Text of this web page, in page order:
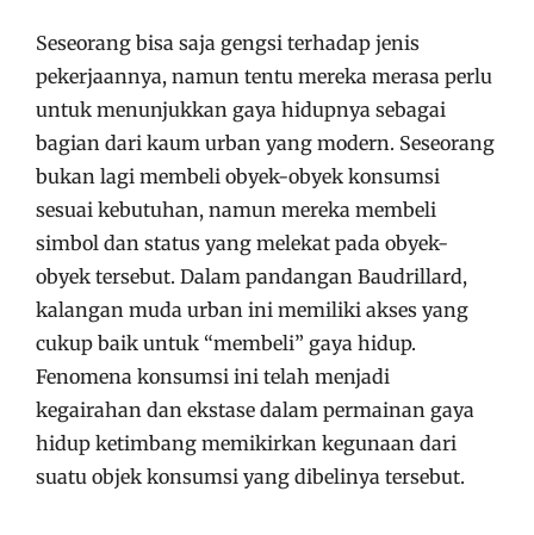
Seseorang bisa saja gengsi terhadap jenis
pekerjaannya, namun tentu mereka merasa perlu
untuk menunjukkan gaya hidupnya sebagai
bagian dari kaum urban yang modern. Seseorang
bukan lagi membeli obyek-obyek konsumsi
sesuai kebutuhan, namun mereka membeli
simbol dan status yang melekat pada obyek-
obyek tersebut. Dalam pandangan Baudrillard,
kalangan muda urban ini memiliki akses yang
cukup baik untuk “membeli” gaya hidup.
Fenomena konsumsi ini telah menjadi
kegairahan dan ekstase dalam permainan gaya
hidup ketimbang memikirkan kegunaan dari
suatu objek konsumsi yang dibelinya tersebut.